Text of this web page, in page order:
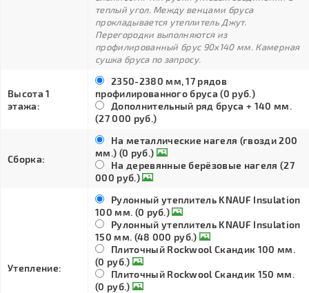
теплый угол. Между венцами бруса
прокладывается утеплитель Джут.
Перегородки выполняются из
профилированный брус 90х140 мм. Камерная
сушка бруса по запросу.
Высота 1
этажа:
2350-2380 мм, 17 рядов
профилированного бруса (0 руб.)
Дополнительный ряд бруса + 140 мм.
(27 000 руб.)
Сборка:
На металлические нагеля (гвозди 200
мм.) (0 руб.)
На деревянные берёзовые нагеля (27
000 руб.)
Утепление:
Рулонный утеплитель KNAUF Insulation
100 мм. (0 руб.)
Рулонный утеплитель KNAUF Insulation
150 мм. (48 000 руб.)
Плиточный Rockwool Скандик 100 мм.
(0 руб.)
Плиточный Rockwool Скандик 150 мм.
(0 руб.)